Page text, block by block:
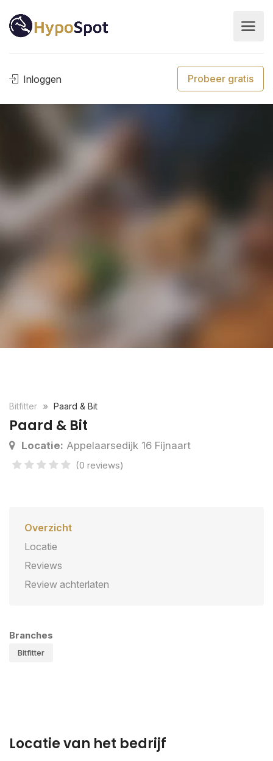
Inloggen Probeer gratis
Bitfitter Paard & Bit
Paard & Bit
Locatie: Appelaarsedijk 16 Fijnaart
(0 reviews)
Overzicht
Locatie
Reviews
Review achterlaten
Branches
Bitfitter
Locatie van het bedrijf